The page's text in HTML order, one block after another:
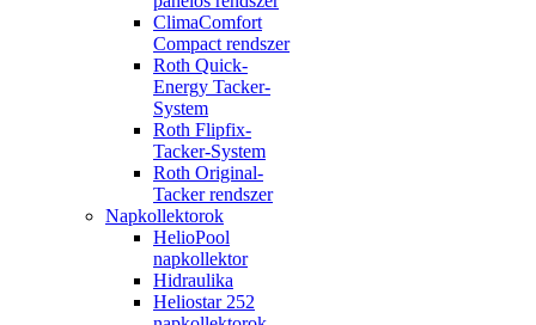
ClimaComfort
Compact rendszer
Roth Quick-
Energy Tacker-
System
Roth Flipfix-
Tacker-System
Roth Original-
Tacker rendszer
Napkollektorok
HelioPool
napkollektor
Hidraulika
Heliostar 252